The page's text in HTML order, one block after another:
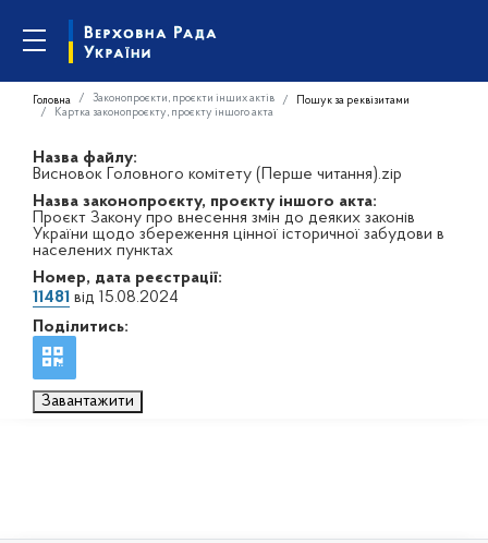
Головна Законопроєкти, проєкти інших актів
Пошук за реквізитами
Картка законопроєкту, проєкту іншого акта
Назва файлу:
Висновок Головного комітету (Перше читання).zip
Назва законопроєкту, проєкту іншого акта:
Проєкт Закону про внесення змін до деяких законів
України щодо збереження цінної історичної забудови в
населених пунктах
Номер, дата реєстрації:
11481 від 15.08.2024
Поділитись:
Завантажити